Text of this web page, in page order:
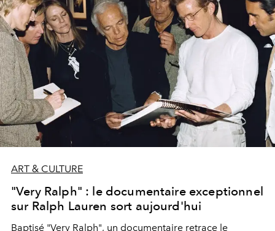
ART & CULTURE
"Very Ralph" : le documentaire exceptionnel
sur Ralph Lauren sort aujourd'hui
Baptisé "Very Ralph", un documentaire retrace le